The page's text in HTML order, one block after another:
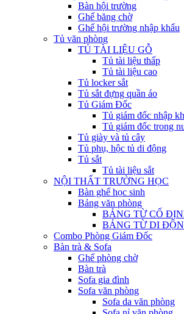
Bàn hội trường
Ghế băng chờ
Ghế hội trường nhập khẩu
Tủ văn phòng
TỦ TÀI LIỆU GỖ
Tủ tài liệu thấp
Tủ tài liệu cao
Tủ locker sắt
Tủ sắt đựng quần áo
Tủ Giám Đốc
Tủ giám đốc nhập
Tủ giám đốc trong
Tủ giày và tủ cây
Tủ phụ, hộc tủ di động
Tủ sắt
Tủ tài liệu sắt
NỘI THẤT TRƯỜNG HỌC
Bàn ghế học sinh
Bảng văn phòng
BẢNG TỪ CỐ
BẢNG TỪ DI
Combo Phòng Giám Đốc
Bàn trà & Sofa
Ghế phòng chờ
Bàn trà
Sofa gia đình
Sofa văn phòng
Sofa da văn phòng